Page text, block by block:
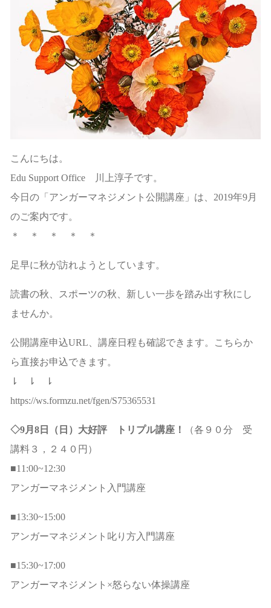
こんにちは。
Edu Support Office 川上淳子です。
今日の「アンガーマネジメント公開講座」は、2019年9月
のご案内です。
＊ ＊ ＊ ＊ ＊
足早に秋が訪れようとしています。
読書の秋、スポーツの秋、新しい一歩を踏み出す秋にし
ませんか。
公開講座申込URL、講座日程も確認できます。こちらか
ら直接お申込できます。
⇂ ⇂ ⇂
https://ws.formzu.net/fgen/S75365531
◇9月8日（日）大好評 トリプル講座！
（各９０分 受
講料３，２４０円）
■11:00~12:30
アンガーマネジメント入門講座
■13:30~15:00
アンガーマネジメント叱り方入門講座
■15:30~17:00
アンガーマネジメント×怒らない体操講座